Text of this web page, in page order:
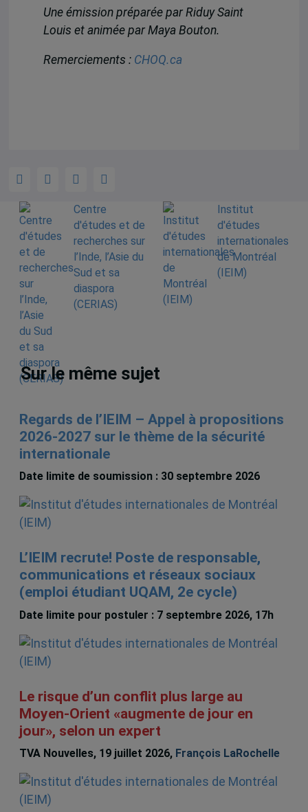
Une émission préparée par Riduy Saint
Louis et animée par Maya Bouton.
Remerciements : CHOQ.ca
Centre
d'études et de
recherches sur
l’Inde, l’Asie du
Sud et sa
diaspora
(CERIAS)
Institut
d'études
internationales
de Montréal
(IEIM)
Sur le même sujet
Regards de l’IEIM – Appel à propositions
2026-2027 sur le thème de la sécurité
internationale
Date limite de soumission : 30 septembre 2026
L’IEIM recrute! Poste de responsable,
communications et réseaux sociaux
(emploi étudiant UQAM, 2e cycle)
Date limite pour postuler : 7 septembre 2026, 17h
Le risque d’un conflit plus large au
Moyen-Orient «augmente de jour en
jour», selon un expert
TVA Nouvelles, 19 juillet 2026, François LaRochelle